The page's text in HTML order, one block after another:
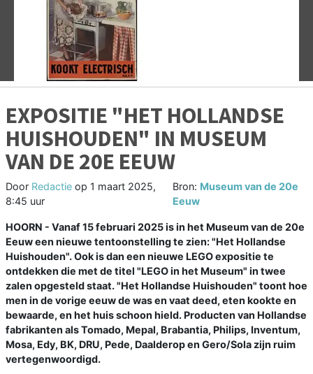
EXPOSITIE "HET HOLLANDSE
HUISHOUDEN" IN MUSEUM
VAN DE 20E EEUW
Door Redactie op 1 maart 2025,
8:45 uur
Bron: Museum van de 20e
Eeuw
HOORN - Vanaf 15 februari 2025 is in het Museum van de 20e
Eeuw een nieuwe tentoonstelling te zien: "Het Hollandse
Huishouden". Ook is dan een nieuwe LEGO expositie te
ontdekken die met de titel "LEGO in het Museum" in twee
zalen opgesteld staat. "Het Hollandse Huishouden" toont hoe
men in de vorige eeuw de was en vaat deed, eten kookte en
bewaarde, en het huis schoon hield. Producten van Hollandse
fabrikanten als Tomado, Mepal, Brabantia, Philips, Inventum,
Mosa, Edy, BK, DRU, Pede, Daalderop en Gero/Sola zijn ruim
vertegenwoordigd.